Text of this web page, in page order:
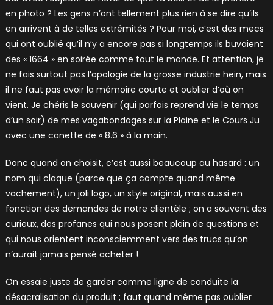
en photo ? Les gens n’ont tellement plus rien à se dire qu’ils
en arrivent à de telles extrémités ? Pour moi, c’est des mecs
qui ont oublié qu’il n’y a encore pas si longtemps ils buvaient
des « 1664 » en soirée comme tout le monde. Et attention, je
ne fais surtout pas l’apologie de la grosse industrie hein, mais
il ne faut pas avoir la mémoire courte et oublier d’où on
vient. Je chéris le souvenir (qui parfois reprend vie le temps
d’un soir) de mes vagabondages sur la Plaine et le Cours Ju
avec une canette de « 8.6 » à la main.
Donc quand on choisit, c’est aussi beaucoup au hasard : un
nom qui claque (parce que ça compte quand même
vachement), un joli logo, un style original, mais aussi en
fonction des demandes de notre clientèle ; on a souvent des
curieux, des profanes qui nous posent plein de questions et
qui nous orientent inconsciemment vers des trucs qu’on
n’aurait jamais pensé acheter !
On essaie juste de garder comme ligne de conduite la
désacralisation du produit ; faut quand même pas oublier